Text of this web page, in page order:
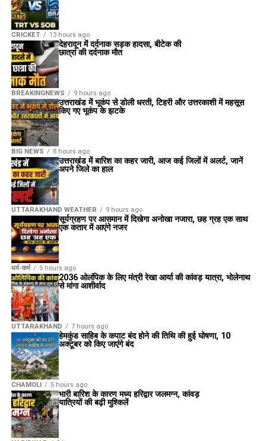
CRICKET 13 hours ago
BREAKINGNEWS 9 hours ago
देहरादून में दर्दनाक सड़क हादसा, बीटेक की
छात्रा की दर्दनाक मौत
BIG NEWS 8 hours ago
उत्तराखंड में भूकंप से डोली धरती, टिहरी और उत्तरकाशी में महसूस
किए गए भूकंप के झटके
UTTARAKHAND WEATHER 9 hours ago
उत्तराखंड में बारिश का कहर जारी, आज कई जिलों में अलर्ट, जानें
अपने जिले का हाल
धर्म-कर्म 5 hours ago
सूर्यग्रहण पर आसमान में दिखेगा अनोखा नजारा, छह ग्रह एक साथ
एक कतार में आएंगे नजर
UTTARAKHAND 7 hours ago
2036 ओलंपिक के लिए मंत्री रेखा आर्या की कांवड़ यात्रा, भोलेनाथ
से मांगा आशीर्वाद
CHAMOLI 5 hours ago
हेमकुंड साहिब के कपाट बंद होने की तिथि की हुई घोषणा, 10
अक्टूबर को किए जाएंंगे बंद
भारी बारिश के कारण मध्य हरिद्वार जलमग्न, कांवड़
यात्रियों की बढ़ी मुश्किलें